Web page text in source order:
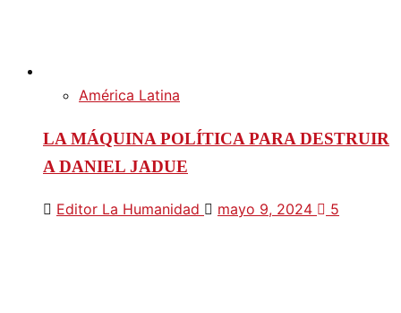
América Latina
LA MÁQUINA POLÍTICA PARA DESTRUIR
A DANIEL JADUE
Editor La Humanidad mayo 9, 2024 5